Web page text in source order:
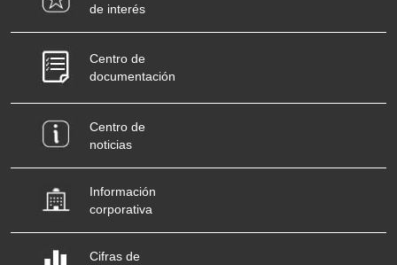
de interés
Centro de
documentación
Centro de
noticias
Información
corporativa
Cifras de